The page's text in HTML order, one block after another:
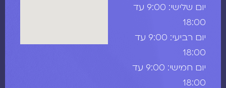
יום שלישי: 9:00 עד
18:00
יום רביעי: 9:00 עד
18:00
יום חמישי: 9:00 עד
18:00